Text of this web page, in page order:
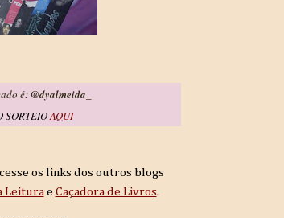
é:@dyalmeida_
SORTEIOAQUI
os links dos outros blogs
Leiturae Caçadora de Livros.